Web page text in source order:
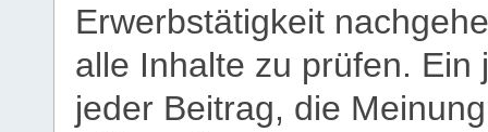
Erwerbstätigkeit
alle Inhalte zu prüfen.
jeder Beitrag, die